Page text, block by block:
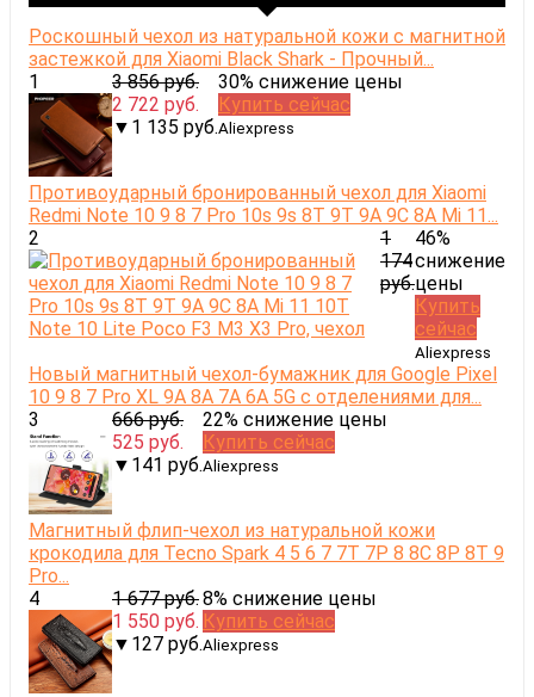
Роскошный чехол из натуральной кожи с магнитной
застежкой для Xiaomi Black Shark - Прочный...
1
3 856 руб.
2 722 руб.
▼1 135 руб.
30% снижение цены
Купить сейчас
Aliexpress
Противоударный бронированный чехол для Xiaomi
Redmi Note 10 9 8 7 Pro 10s 9s 8T 9T 9A 9C 8A Mi 11...
2
1
174
руб.
46%
снижение
цены
Купить
сейчас
Aliexpress
Новый магнитный чехол-бумажник для Google Pixel
10 9 8 7 Pro XL 9A 8A 7A 6A 5G с отделениями для...
3
666 руб.
525 руб.
▼141 руб.
22% снижение цены
Купить сейчас
Aliexpress
Магнитный флип-чехол из натуральной кожи
крокодила для Tecno Spark 4 5 6 7 7T 7P 8 8C 8P 8T 9
Pro...
4
1 677 руб.
1 550 руб.
▼127 руб.
8% снижение цены
Купить сейчас
Aliexpress